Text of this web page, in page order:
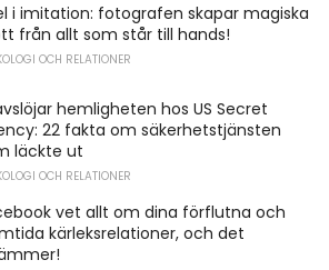
i imitation: fotografen skapar magiska
från allt som står till hands!
OCH RELATIONER
hemligheten hos US Secret
22 fakta om säkerhetstjänsten
läckte ut
OCH RELATIONER
vet allt om dina förflutna och
kärleksrelationer, och det